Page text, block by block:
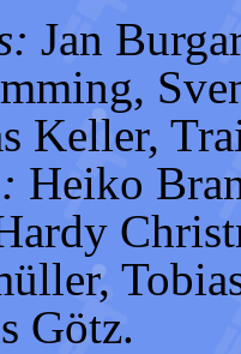
Jan
Keller,
Heiko
Götz.